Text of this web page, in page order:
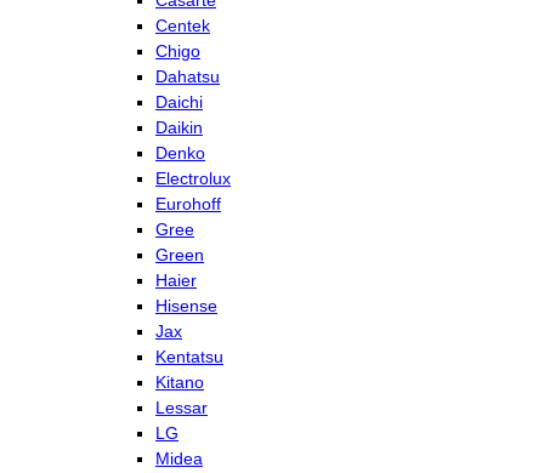
Centek
Chigo
Dahatsu
Daichi
Daikin
Denko
Electrolux
Eurohoff
Gree
Green
Haier
Hisense
Jax
Kentatsu
Kitano
Lessar
LG
Midea